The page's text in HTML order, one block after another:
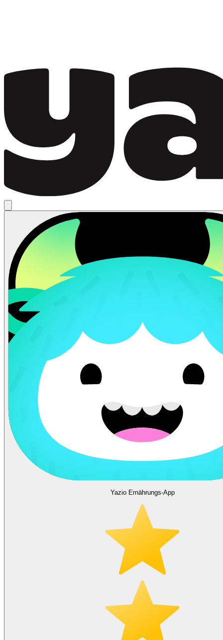
Yazio Ernährungs-App